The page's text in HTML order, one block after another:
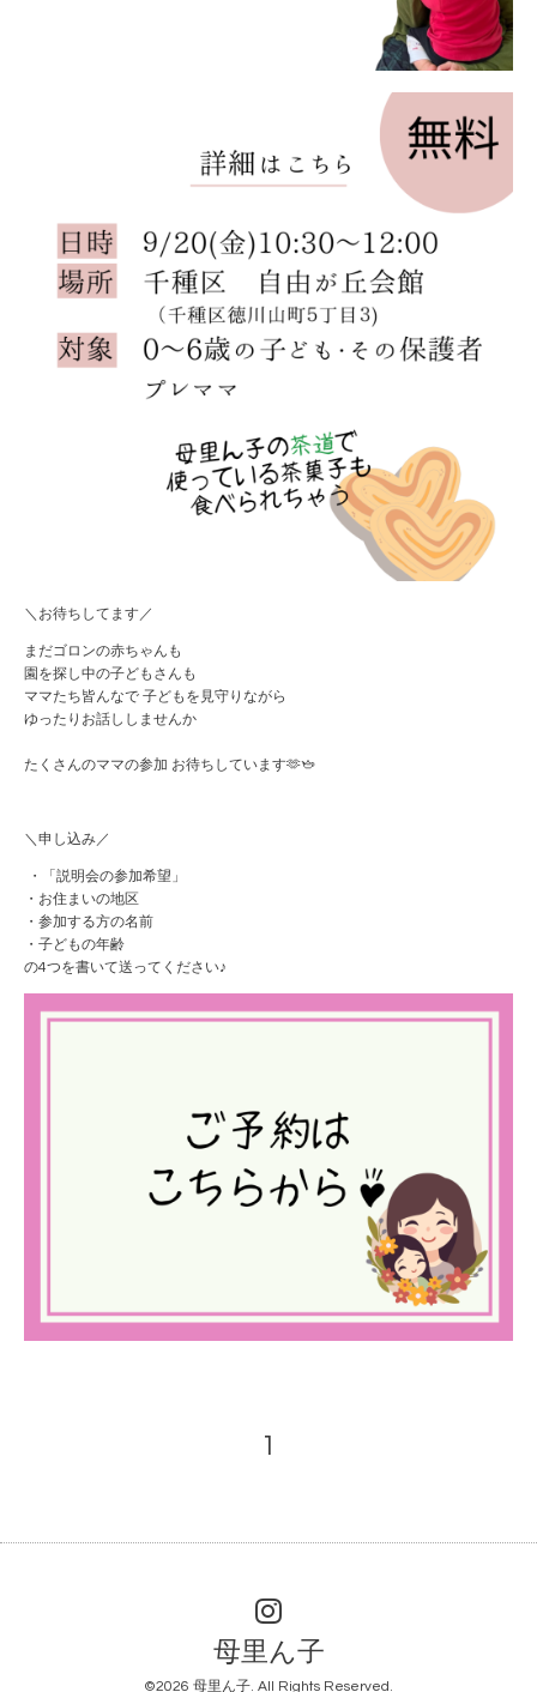
＼お待ちしてます／
まだゴロンの赤ちゃんも
園を探し中の子どもさんも
ママたち皆んなで 子どもを見守りながら
ゆったりお話ししませんか
たくさんのママの参加 お待ちしています🫶🫖
＼申し込み／
・「説明会の参加希望」
・お住まいの地区
・参加する方の名前
・子どもの年齢
の4つを書いて送ってください♪
1
母里ん子
©2026 母里ん子. All Rights Reserved.